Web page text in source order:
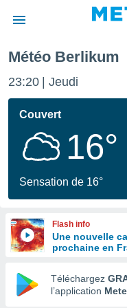
de
en
Météo Berlikum
23:20 Jeudi
Couvert
16°
Sensation de 16°
Flash info
Une nouvelle
prochaine en
Téléchargez
l’application